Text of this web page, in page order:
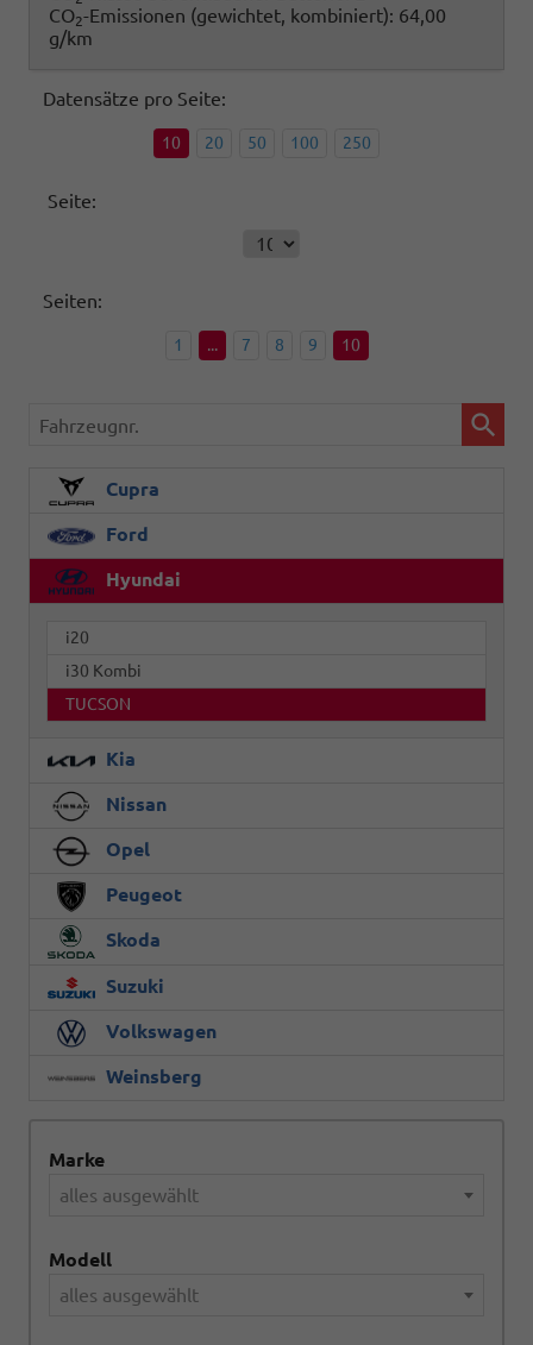
CO2-Emissionen (gewichtet, kombiniert): 64,00
g/km
Datensätze pro Seite:
10 20 50 100 250
Seite:
Seiten:
1 ... 7 8 9 10
Fahrzeugnr.
Cupra
Ford
Hyundai
i20
i30 Kombi
TUCSON
Kia
Nissan
Opel
Peugeot
Skoda
Suzuki
Volkswagen
Weinsberg
Marke
alles ausgewählt
Modell
alles ausgewählt